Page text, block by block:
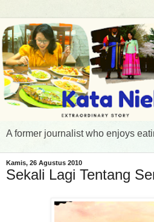
A former journalist who enjoys
Kamis, 26 Agustus 2010
Sekali Lagi Tentang